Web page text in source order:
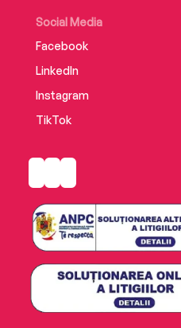
Social Media
Facebook
LinkedIn
Instagram
TikTok